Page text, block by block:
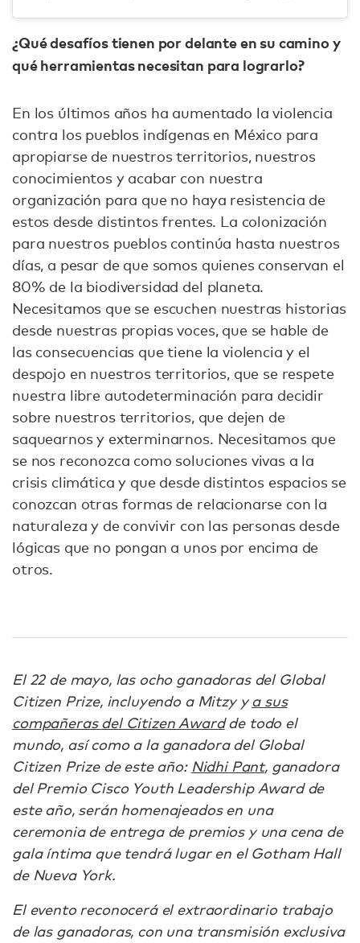
¿Qué desafíos tienen por delante en su camino y
qué herramientas necesitan para lograrlo?
En los últimos años ha aumentado la violencia
contra los pueblos indígenas en México para
apropiarse de nuestros territorios, nuestros
conocimientos y acabar con nuestra
organización para que no haya resistencia de
estos desde distintos frentes. La colonización
para nuestros pueblos continúa hasta nuestros
días, a pesar de que somos quienes conservan el
80% de la biodiversidad del planeta.
Necesitamos que se escuchen nuestras historias
desde nuestras propias voces, que se hable de
las consecuencias que tiene la violencia y el
despojo en nuestros territorios, que se respete
nuestra libre autodeterminación para decidir
sobre nuestros territorios, que dejen de
saquearnos y exterminarnos. Necesitamos que
se nos reconozca como soluciones vivas a la
crisis climática y que desde distintos espacios se
conozcan otras formas de relacionarse con la
naturaleza y de convivir con las personas desde
lógicas que no pongan a unos por encima de
otros.
El 22 de mayo, las ocho ganadoras del Global
Citizen Prize, incluyendo a Mitzy ya sus
compañeras del Citizen Awardde todo el
mundo, así como a la ganadora del Global
Citizen Prize de este año: Nidhi Pant, ganadora
del Premio Cisco Youth Leadership Award de
este año, serán homenajeados en una
ceremonia de entrega de premios y una cena de
gala íntima que tendrá lugar en el Gotham Hall
de Nueva York.
El evento reconocerá el extraordinario trabajo
de las ganadoras, con una transmisión exclusiva